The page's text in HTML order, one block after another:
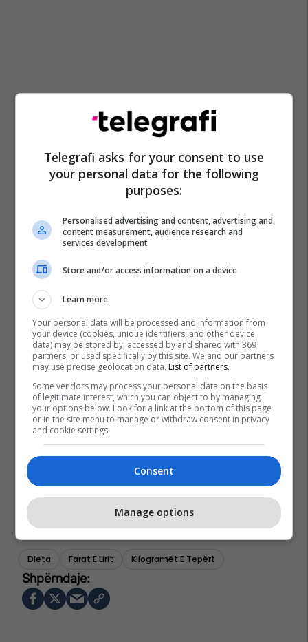
Dieta Farat E Lirit Kilogramët E Tepërt
Telegrafi asks for your consent to use
your personal data for the following
purposes:
Personalised advertising and content, advertising and
content measurement, audience research and
services development
Store and/or access information on a device
Learn more
Your personal data will be processed and information from
your device (cookies, unique identifiers, and other device
data) may be stored by, accessed by and shared with 369
partners, or used specifically by this site. We and our partners
may use precise geolocation data. List of partners.
Some vendors may process your personal data on the basis
of legitimate interest, which you can object to by managing
your options below. Look for a link at the bottom of this page
or in the site menu to manage or withdraw consent in privacy
and cookie settings.
Consent
Manage options